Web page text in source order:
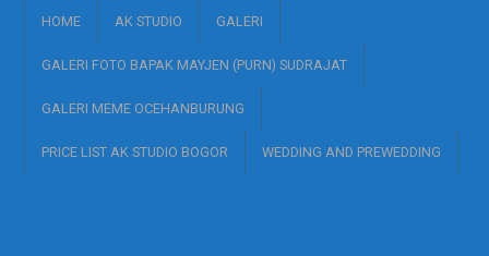
HOME AK STUDIO GALERI
GALERI FOTO BAPAK MAYJEN (PURN) SUDRAJAT
GALERI MEME OCEHANBURUNG
PRICE LIST AK STUDIO BOGOR WEDDING AND PREWEDDING